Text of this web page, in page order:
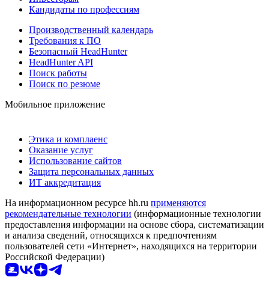
Кандидаты по профессиям
Производственный календарь
Требования к ПО
Безопасный HeadHunter
HeadHunter API
Поиск работы
Поиск по резюме
Мобильное приложение
Этика и комплаенс
Оказание услуг
Использование сайтов
Защита персональных данных
ИТ аккредитация
На информационном ресурсе hh.ru применяются
рекомендательные технологии (информационные технологии
предоставления информации на основе сбора, систематизации
и анализа сведений, относящихся к предпочтениям
пользователей сети «Интернет», находящихся на территории
Российской Федерации)